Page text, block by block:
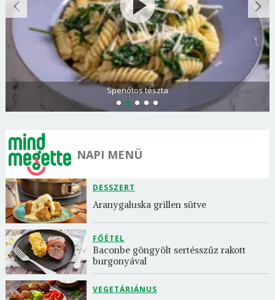
Görögdinnye-limonádé
NAPI MENÜ
DESSZERT
Aranygaluska grillen sütve
FŐÉTEL
Baconbe göngyölt sertésszűz rakott
burgonyával
VEGETÁRIÁNUS